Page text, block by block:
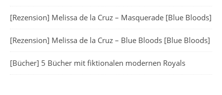
[Rezension] Melissa de la Cruz – Masquerade [Blue Bloods]
[Rezension] Melissa de la Cruz – Blue Bloods [Blue Bloods]
[Bücher] 5 Bücher mit fiktionalen modernen Royals